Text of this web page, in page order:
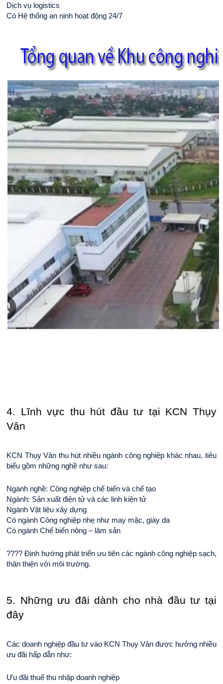
Dịch vụ logistics
Có Hệ thống an ninh hoạt động 24/7
4. Lĩnh vực thu hút đầu tư tại KCN Thụy
Vân
KCN Thụy Vân thu hút nhiều ngành công nghiệp khác nhau, tiêu
biểu gồm những nghề như sau:
Ngành nghề: Công nghiệp chế biến và chế tạo
Ngành: Sản xuất điện tử và các linh kiện tử
Ngành Vật liệu xây dựng
Có ngành Công nghiệp nhẹ như may mặc, giày da
Có ngành Chế biến nông – lâm sản
???? Định hướng phát triển ưu tiên các ngành công nghiệp sạch,
thân thiện với môi trường.
5. Những ưu đãi dành cho nhà đầu tư tại
đây
Các doanh nghiệp đầu tư vào KCN Thụy Vân được hưởng nhiều
ưu đãi hấp dẫn như:
Ưu đãi thuế thu nhập doanh nghiệp